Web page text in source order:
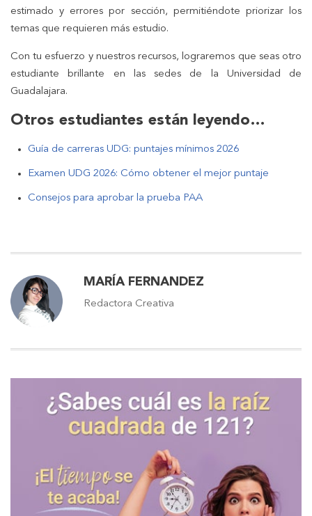
estimado y errores por sección, permitiéndote priorizar los
temas que requieren más estudio.
Con tu esfuerzo y nuestros recursos, lograremos que seas otro
estudiante brillante en las sedes de la Universidad de
Guadalajara.
Otros estudiantes están leyendo…
Guía de carreras UDG: puntajes mínimos 2026
Examen UDG 2026: Cómo obtener el mejor puntaje
Consejos para aprobar la prueba PAA
MARÍA FERNANDEZ
Redactora Creativa